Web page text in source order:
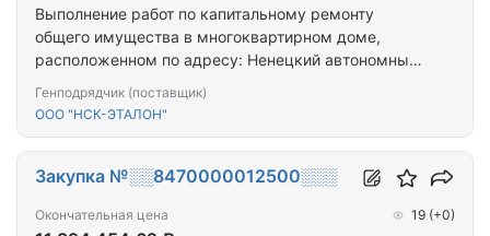
Выполнение работ по капитальному ремонту
общего имущества в многоквартирном доме,
расположенном по адресу: Ненецкий автономный
Генподрядчик (поставщик)
ООО "НСК-ЭТАЛОН"
Закупка №░░8470000012500░░░
Окончательная цена 19 (+0)